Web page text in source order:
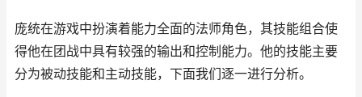
庞统在游戏中扮演着能力全面的法师角色，其技能组合使
得他在团战中具有较强的输出和控制能力。他的技能主要
分为被动技能和主动技能，下面我们逐一进行分析。